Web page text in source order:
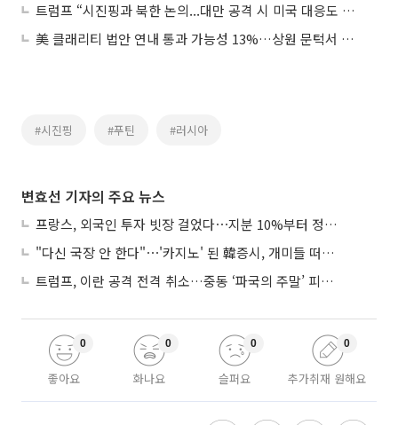
트럼프 “시진핑과 북한 논의...대만 공격 시 미국 대응도 물어”
美 클래리티 법안 연내 통과 가능성 13%…상원 문턱서 제동
#시진핑 #푸틴 #러시아
변효선 기자의 주요 뉴스
프랑스, 외국인 투자 빗장 걸었다⋯지분 10%부터 정부가 승인
"다신 국장 안 한다"⋯'카지노' 된 韓증시, 개미들 떠난다
트럼프, 이란 공격 전격 취소…중동 ‘파국의 주말’ 피했다
좋아요
0
화나요
0
슬퍼요
0
추가취재 원해요
0